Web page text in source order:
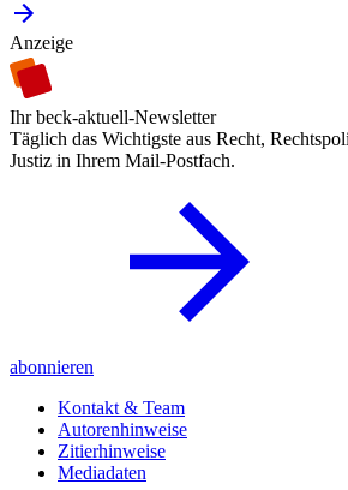
Anzeige
Ihr beck-aktuell-Newsletter
Täglich das Wichtigste aus Recht,
Justiz in Ihrem Mail-Postfach.
abonnieren
Kontakt & Team
Autorenhinweise
Zitierhinweise
Mediadaten